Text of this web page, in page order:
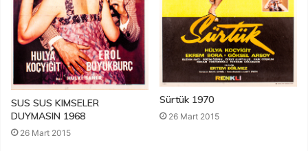
SUS SUS KIMSELER
DUYMASIN 1968
26 Mart 2015
Sürtük 1970
26 Mart 2015